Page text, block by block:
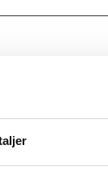
som du